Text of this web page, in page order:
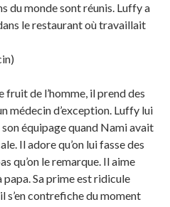
du monde sont réunis. Luffy a
le restaurant où travaillait
fruit de l’homme, il prend des
médecin d’exception. Luffy lui
équipage quand Nami avait
Il adore qu’on lui fasse des
qu’on le remarque. Il aime
Sa prime est ridicule
s’en contrefiche du moment